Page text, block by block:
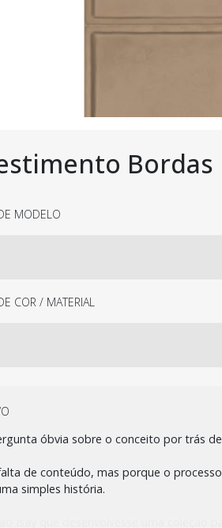
Bordas
MODELO
COR / MATERIAL
óbvia sobre o conceito por trás
de conteúdo, mas porque o
simples história.